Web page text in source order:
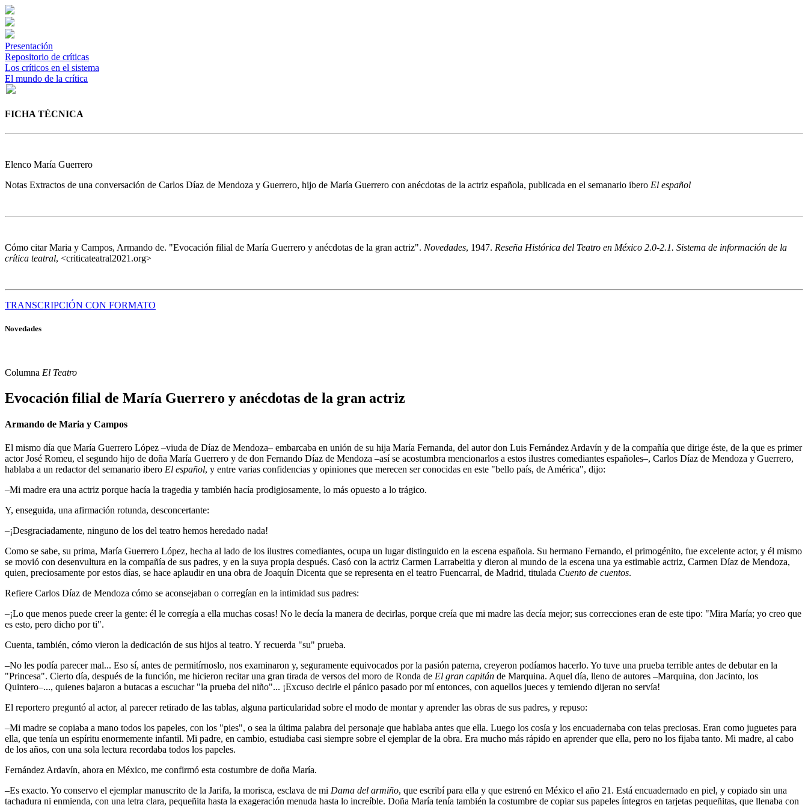
Presentación
Repositorio de críticas
Los críticos en el sistema
El mundo de la crítica
FICHA TÉCNICA
Elenco María Guerrero
Notas Extractos de una conversación de Carlos Díaz de Mendoza y Guerrero, hijo de María Guerrero con anécdotas de la actriz española, publicada en el semanario ibero El español
Cómo citarMaria y Campos, Armando de. "Evocación filial de María Guerrero y anécdotas de la gran actriz". Novedades, 1947. Reseña Histórica del Teatro en México 2.0-2.1. Sistema de información de la
crítica teatral, <criticateatral2021.org>
TRANSCRIPCIÓN CON FORMATO
Novedades
Columna El Teatro
Evocación filial de María Guerrero y anécdotas de la gran actriz
Armando de Maria y Campos
El mismo día que María Guerrero López –viuda de Díaz de Mendoza– embarcaba en unión de su hija María Fernanda, del autor don Luis Fernández Ardavín y de la compañía que dirige éste, de la que es primer
actor José Romeu, el segundo hijo de doña María Guerrero y de don Fernando Díaz de Mendoza –así se acostumbra mencionarlos a estos ilustres comediantes españoles–, Carlos Díaz de Mendoza y Guerrero,
hablaba a un redactor del semanario ibero El español, y entre varias confidencias y opiniones que merecen ser conocidas en este "bello país, de América", dijo:
–Mi madre era una actriz porque hacía la tragedia y también hacía prodigiosamente, lo más opuesto a lo trágico.
Y, enseguida, una afirmación rotunda, desconcertante:
–¡Desgraciadamente, ninguno de los del teatro hemos heredado nada!
Como se sabe, su prima, María Guerrero López, hecha al lado de los ilustres comediantes, ocupa un lugar distinguido en la escena española. Su hermano Fernando, el primogénito, fue excelente actor, y él mismo
se movió con desenvultura en la compañía de sus padres, y en la suya propia después. Casó con la actriz Carmen Larrabeitia y dieron al mundo de la escena una ya estimable actriz, Carmen Díaz de Mendoza,
quien, preciosamente por estos días, se hace aplaudir en una obra de Joaquín Dicenta que se representa en el teatro Fuencarral, de Madrid, titulada Cuento de cuentos.
Refiere Carlos Díaz de Mendoza cómo se aconsejaban o corregían en la intimidad sus padres:
–¡Lo que menos puede creer la gente: él le corregía a ella muchas cosas! No le decía la manera de decirlas, porque creía que mi madre las decía mejor; sus correcciones eran de este tipo: "Mira María; yo creo que
es esto, pero dicho por ti".
Cuenta, también, cómo vieron la dedicación de sus hijos al teatro. Y recuerda "su" prueba.
–No les podía parecer mal... Eso sí, antes de permitírnoslo, nos examinaron y, seguramente equivocados por la pasión paterna, creyeron podíamos hacerlo. Yo tuve una prueba terrible antes de debutar en la
"Princesa". Cierto día, después de la función, me hicieron recitar una gran tirada de versos del moro de Ronda de El gran capitán de Marquina. Aquel día, lleno de autores –Marquina, don Jacinto, los
Quintero–..., quienes bajaron a butacas a escuchar "la prueba del niño"... ¡Excuso decirle el pánico pasado por mí entonces, con aquellos jueces y temiendo dijeran no servía!
El reportero preguntó al actor, al parecer retirado de las tablas, alguna particularidad sobre el modo de montar y aprender las obras de sus padres, y repuso:
–Mi madre se copiaba a mano todos los papeles, con los "pies", o sea la última palabra del personaje que hablaba antes que ella. Luego los cosía y los encuadernaba con telas preciosas. Eran como juguetes para
ella, que tenía un espíritu enormemente infantil. Mi padre, en cambio, estudiaba casi siempre sobre el ejemplar de la obra. Era mucho más rápido en aprender que ella, pero no los fijaba tanto. Mi madre, al cabo
de los años, con una sola lectura recordaba todos los papeles.
Fernández Ardavín, ahora en México, me confirmó esta costumbre de doña María.
–Es exacto. Yo conservo el ejemplar manuscrito de la Jarifa, la morisca, esclava de mi Dama del armiño, que escribí para ella y que estrenó en México el año 21. Está encuadernado en piel, y copiado sin una
tachadura ni enmienda, con una letra clara, pequeñita hasta la exageración menuda hasta lo increíble. Doña María tenía también la costumbre de copiar sus papeles íntegros en tarjetas pequeñitas, que llenaba con